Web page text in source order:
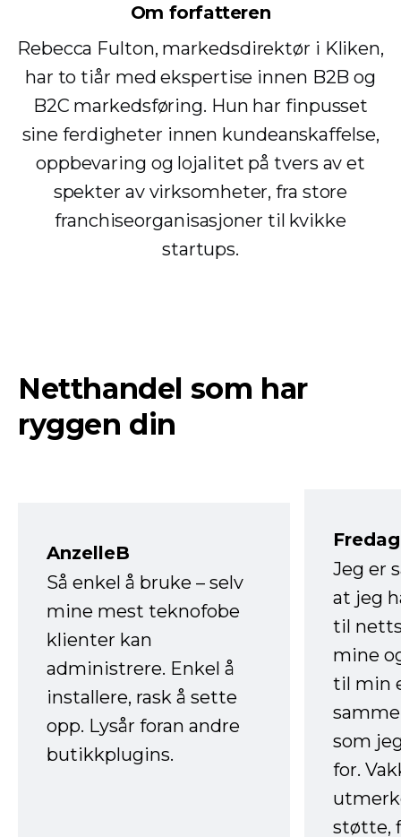
Om forfatteren
Rebecca Fulton, markedsdirektør i Kliken,
har to tiår med ekspertise innen B2B og
B2C markedsføring. Hun har finpusset
sine ferdigheter innen kundeanskaffelse,
oppbevaring og lojalitet på tvers av et
spekter av virksomheter, fra store
franchiseorganisasjoner til kvikke
startups.
Netthandel som har
ryggen din
AnzelleB
Så enkel å bruke – selv
mine mest teknofobe
klienter kan
administrere. Enkel å
installere, rask å sette
opp. Lysår foran andre
butikkplugins.
Jeg er
at jeg
til
mine
til min
som
for.
støtte,